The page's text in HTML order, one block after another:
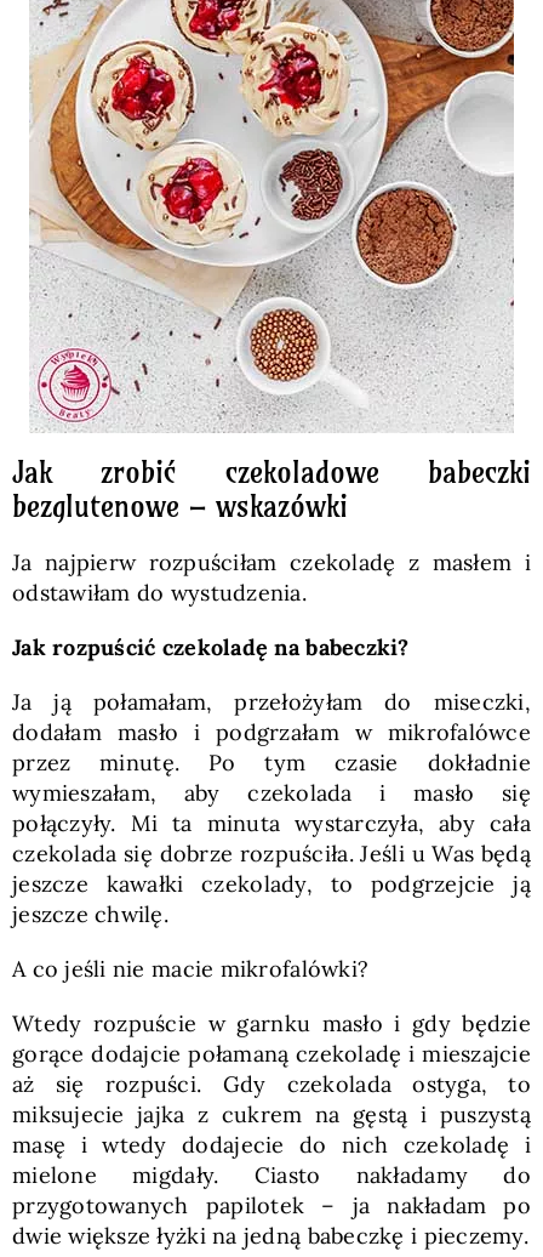
Jak zrobić czekoladowe babeczki
bezglutenowe – wskazówki
Ja najpierw rozpuściłam czekoladę z masłem i
odstawiłam do wystudzenia.
Jak rozpuścić czekoladę na babeczki?
Ja ją połamałam, przełożyłam do miseczki,
dodałam masło i podgrzałam w mikrofalówce
przez minutę. Po tym czasie dokładnie
wymieszałam, aby czekolada i masło się
połączyły. Mi ta minuta wystarczyła, aby cała
czekolada się dobrze rozpuściła. Jeśli u Was będą
jeszcze kawałki czekolady, to podgrzejcie ją
jeszcze chwilę.
A co jeśli nie macie mikrofalówki?
Wtedy rozpuście w garnku masło i gdy będzie
gorące dodajcie połamaną czekoladę i mieszajcie
aż się rozpuści. Gdy czekolada ostyga, to
miksujecie jajka z cukrem na gęstą i puszystą
masę i wtedy dodajecie do nich czekoladę i
mielone migdały. Ciasto nakładamy do
przygotowanych papilotek – ja nakładam po
dwie większe łyżki na jedną babeczkę i pieczemy.